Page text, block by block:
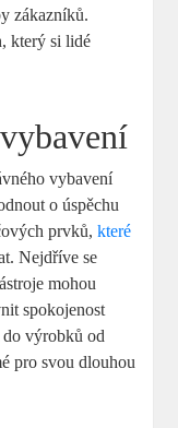
zákazníků.
který si lidé
vybavení
o úspěchu
prvků,které
Nejdříve se
mohou
spokojenost
do výrobků od
pro svou dlouhou